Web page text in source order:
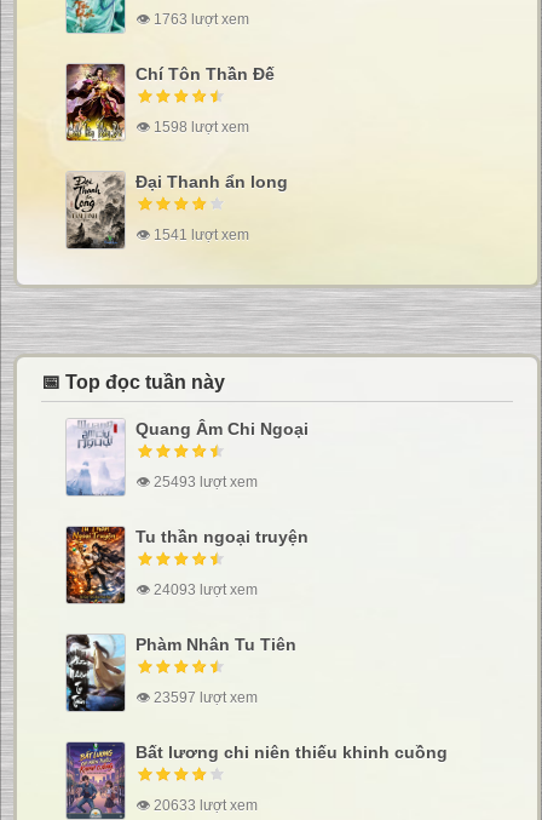
👁 1763 lượt xem
Chí Tôn Thần Đế
👁 1598 lượt xem
Đại Thanh ẩn long
👁 1541 lượt xem
📅 Top đọc tuần này
Quang Âm Chi Ngoại
👁 25493 lượt xem
Tu thần ngoại truyện
👁 24093 lượt xem
Phàm Nhân Tu Tiên
👁 23597 lượt xem
Bất lương chi niên thiếu khinh cuồng
👁 20633 lượt xem